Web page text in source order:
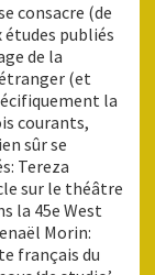
consacre (de
études publiés
de la
(et
la
courants,
sûr se
Tereza
sur le théâtre
la 45e West
Morin:
français du